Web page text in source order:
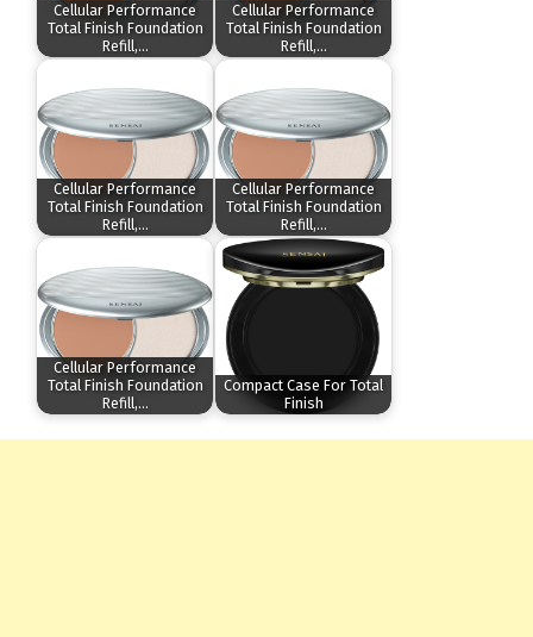
Cellular Performance
Total Finish Foundation
Refill,…
Cellular Performance
Total Finish Foundation
Refill,…
Cellular Performance
Total Finish Foundation
Refill,…
Cellular Performance
Total Finish Foundation
Refill,…
Cellular Performance
Total Finish Foundation
Refill,…
Compact Case For Total
Finish